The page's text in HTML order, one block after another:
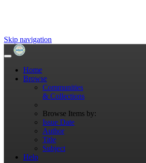
Skip navigation
Home
Browse
Communities
& Collections
Browse Items by:
Issue Date
Author
Title
Subject
Help